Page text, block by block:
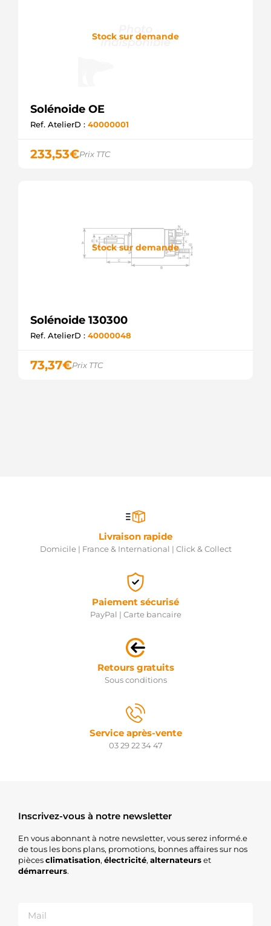
Stock sur demande
Solénoide OE
Ref. AtelierD : 40000001
233,53€Prix TTC
Stock sur demande
Solénoide 130300
Ref. AtelierD : 40000048
73,37€Prix TTC
Livraison rapide
Domicile | France & International | Click & Collect
Paiement sécurisé
PayPal | Carte bancaire
Retours gratuits
Sous conditions
Service après-vente
03 29 22 34 47
Inscrivez-vous à notre newsletter
En vous abonnant à notre newsletter, vous serez informé.e
de tous les bons plans, promotions, bonnes affaires sur nos
piècesclimatisation, électricité, alternateurset
démarreurs.